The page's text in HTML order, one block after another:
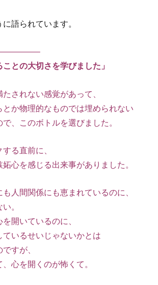
語られています。
ことの大切さを学びました」
されない感覚があって、
か物理的なものでは埋められない
、このボトルを選びました。
る直前に、
心を感じる出来事がありました。
人間関係にも恵まれているのに、
。
開いているのに、
いるせいじゃないかとは
すが、
心を開くのが怖くて。